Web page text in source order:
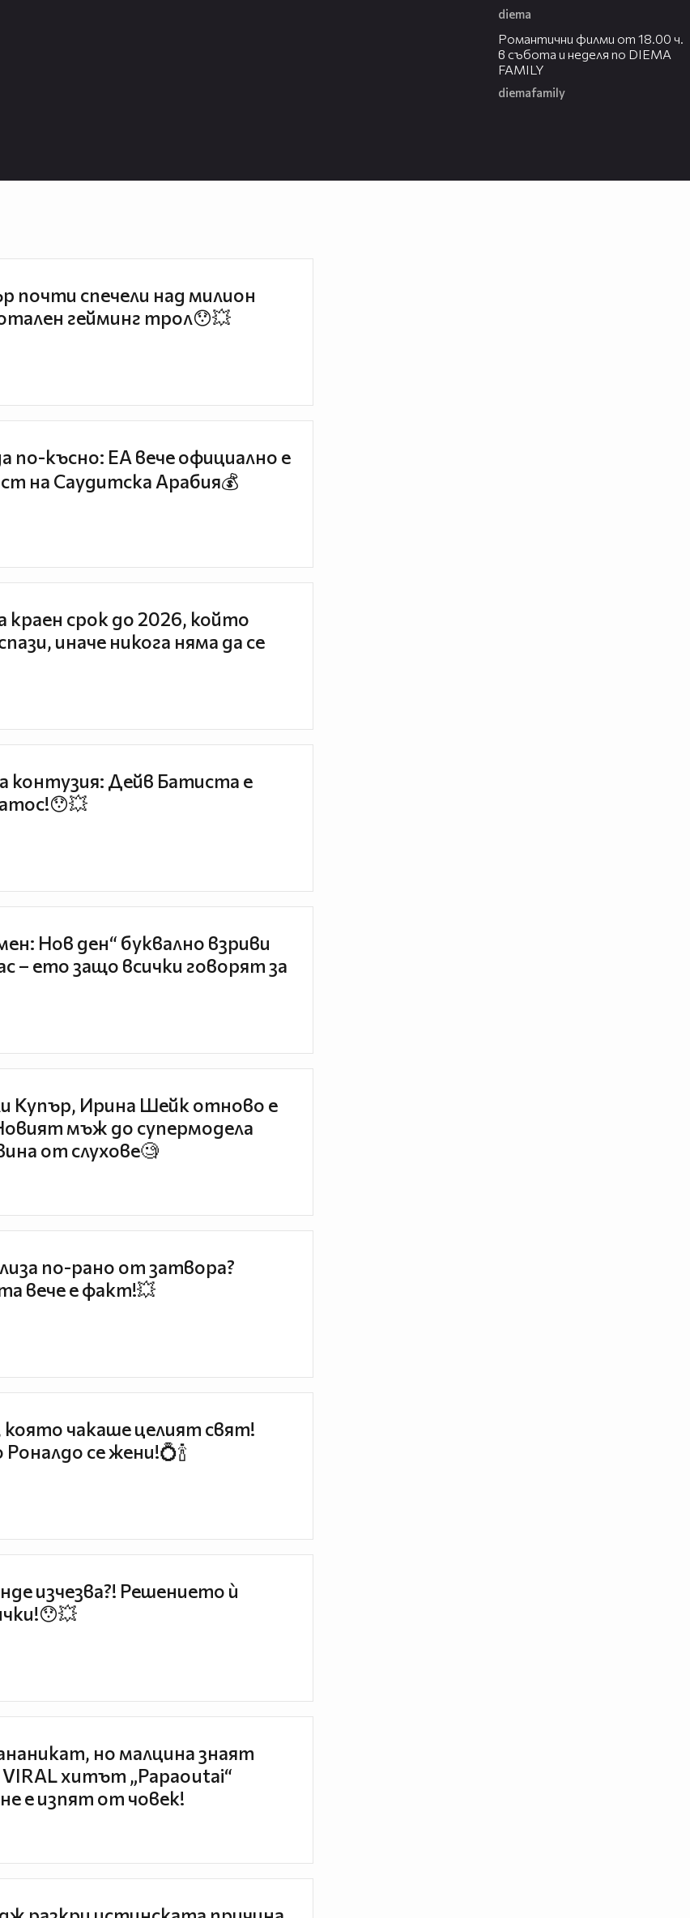
diema
Романтични филми от 18.00 ч.
в събота и неделя по DIEMA
FAMILY
diemafamily
почти спечели над милион
гейминг трол😯💥
по-късно: EA вече официално е
на Саудитска Арабия💰
краен срок до 2026, който
иначе никога няма да се
контузия: Дейв Батиста е
Нов ден“ буквално взриви
– ето защо всички говорят за
Купър, Ирина Шейк отново е
мъж до супермодела
от слухове🧐
по-рано от затвора?
вече е факт!💥
чакаше целият свят!
се жени!💍🍾
изчезва?! Решението ѝ
но малцина знаят
хитът „Papaoutai“
е изпят от човек!